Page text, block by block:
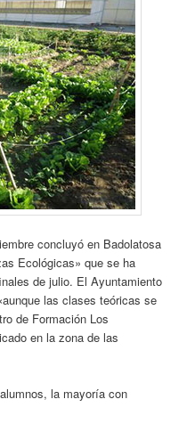
concluyó en Badolatosa
Ecológicas» que se ha
de julio. El Ayuntamiento
las clases teóricas se
de Formación Los
en la zona de las
la mayoría con